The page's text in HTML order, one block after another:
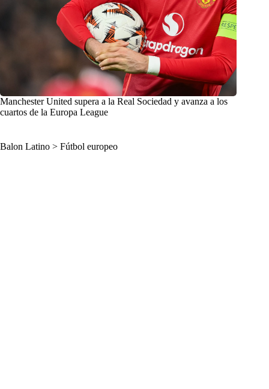
Manchester United supera a la Real Sociedad y avanza a los
cuartos de la Europa League
Balon Latino > Fútbol europeo